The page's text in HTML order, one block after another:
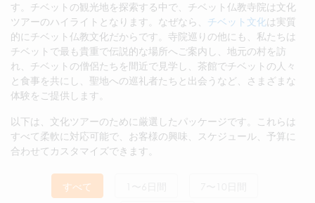
す。チベットの観光地を探索する中で、チベット仏教寺院は文化
ツアーのハイライトとなります。なぜなら、 チベット文化は実質
的にチベット仏教文化だからです。寺院巡りの他にも、私たちは
チベットで最も貴重で伝説的な場所へご案内し、地元の村を訪
れ、チベットの僧侶たちを間近で見学し、茶館でチベットの人々
と食事を共にし、聖地への巡礼者たちと出会うなど、さまざまな
体験をご提供します。
以下は、文化ツアーのために厳選したパッケージです。これらは
すべて柔軟に対応可能で、お客様の興味、スケジュール、予算に
合わせてカスタマイズできます。
すべて